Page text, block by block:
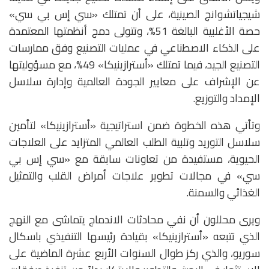
شيجياتشوانج الصينية، على أن تمتلك «سي إس بي سي»
حصة الأغلبية البالغة 51%، وتتولى دمج أنظمتها المعتمدة
على الذكاء الاصطناعي في عمليات التصنيع وفق ممارسات
التصنيع الجيد، فيما تمتلك «أسترازينيكا» 49%، مع مسؤوليتها
عن الإشراف على معايير الجودة العالمية وإدارة سلاسل
الإمداد والتوزيع.
وتأتي هذه الخطوة ضمن استراتيجية «أسترازينيكا» لتأمين
سلاسل التوريد وتلبية الطلب العالمي المتزايد على العلاجات
الحيوية، مستفيدة من تعاونات سابقة مع «سي إس بي
سي» في مجالات تطوير علاجات أمراض القلب والتمثيل
الغذائي والسمنة.
ويرى محللون أن نفي محادثات الاندماج يتماشى مع النهج
الذي تتبعه «أسترازينيكا» بقيادة رئيسها التنفيذي باسكال
سوريو، والذي ركز طوال السنوات الأربع عشرة الماضية على